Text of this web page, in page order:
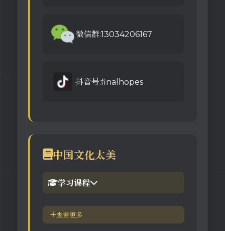
微信群:13034206167
抖音号:finalhopes
中国文化太美
学习课程
1.倪海厦官网备份版
查看更多